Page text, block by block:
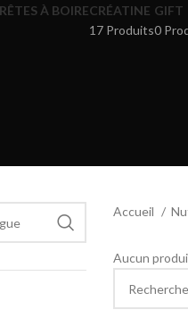
À BOIRECRÉATINE
17 Produits
GIFT
0
Accueil
Aucun